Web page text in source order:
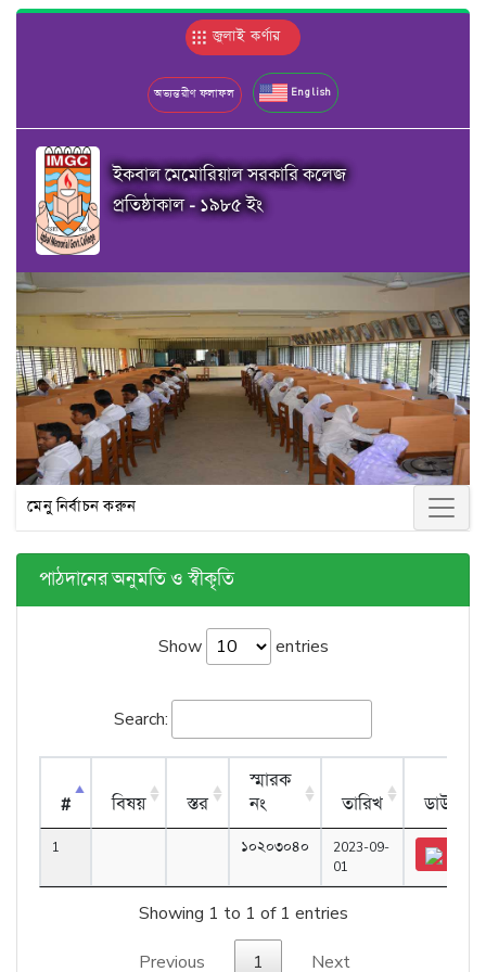
জুলাই কর্ণার
অভ্যন্তরীণ ফলাফল English
ইকবাল মেমোরিয়াল সরকারি কলেজ
প্রতিষ্ঠাকাল - ১৯৮৫ ইং
Previous Next
মেনু নির্বাচন করুন
পাঠদানের অনুমতি ও স্বীকৃতি
Show entries
Search:
# বিষয় স্তর
স্মারক
নং
তারিখ
1 ১০২০৩০৪০
2023-09-
01
Showing 1 to 1 of 1 entries
Previous 1 Next